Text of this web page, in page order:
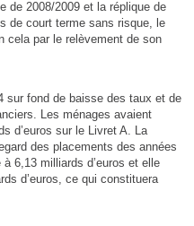
de 2008/2009 et la réplique de
de court terme sans risque, le
cela par le relèvement de son
sur fond de baisse des taux et de
Les ménages avaient
d’euros sur le Livret A. La
des placements des années
6,13 milliards d’euros et elle
d’euros, ce qui constituera